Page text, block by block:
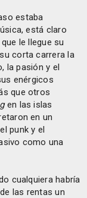
estaba
está claro
le llegue su
corta carrera la
la pasión y el
enérgicos
que otros
en las islas
en un
punk y el
como una
cualquiera habría
las rentas un